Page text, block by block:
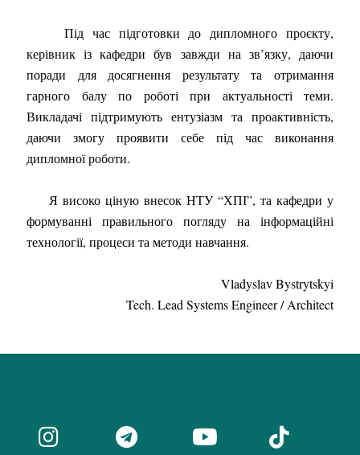
Під час підготовки до дипломного проєкту,
керівник із кафедри був завжди на зв’язку, даючи
поради для досягнення результату та отримання
гарного балу по роботі при актуальності теми.
Викладачі підтримують ентузіазм та проактивність,
даючи змогу проявити себе під час виконання
дипломної роботи.
Я високо ціную внесок НТУ “ХПІ”, та кафедри у
формуванні правильного погляду на інформаційні
технології, процеси та методи навчання.
Vladyslav Bystrytskyi
Tech. Lead Systems Engineer / Architect